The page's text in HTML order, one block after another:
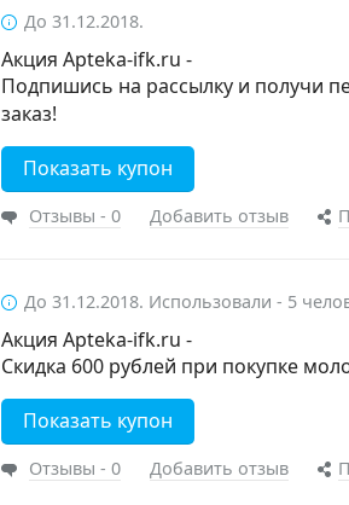
До 31.12.2018.
Акция Apteka-ifk.ru -
Подпишись на рассылку и получи
заказ!
Показать купон
Отзывы - 0 Добавить отзыв
До 31.12.2018. Использовали - 5
Акция Apteka-ifk.ru -
Скидка 600 рублей при покупке
Показать купон
Отзывы - 0 Добавить отзыв